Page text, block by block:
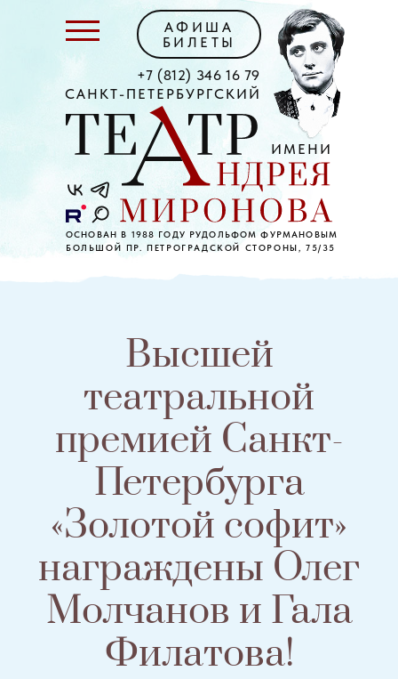
САНКТ-ПЕТЕРБУРГСКИЙ
ИМЕНИ
ОСНОВАН В 1988 ГОДУ РУДОЛЬФОМ ФУРМАНОВЫМ
+7 (812) 346 16 79
БОЛЬШОЙ ПР. ПЕТРОГРАДСКОЙ СТОРОНЫ, 75/35
АФИША
БИЛЕТЫ
Высшей
театральной
премией Санкт-
Петербурга
«Золотой софит»
награждены Олег
Молчанов и Гала
Филатова!